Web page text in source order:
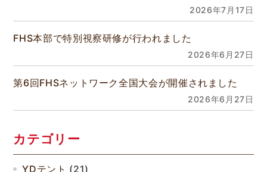
2026年7月17日
FHS本部で特別視察研修が行われました
2026年6月27日
第6回FHSネットワーク全国大会が開催されました
2026年6月27日
カテゴリー
YDテント (21)